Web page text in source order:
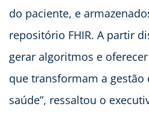
do paciente, e
repositório FHIR. A partir
gerar algoritmos e
que transformam a gestão
saúde”, ressaltou o